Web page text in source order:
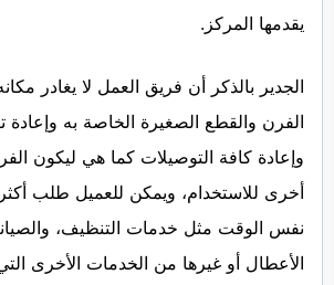
يقدمها المركز.
الجدير بالذكر أن فريق العمل لا يغادر
الفرن والقطع الصغيرة الخاصة به وإعادة
وإعادة كافة التوصيلات كما هي ليكون
أخرى للاستخدام، ويمكن للعميل طلب
نفس الوقت مثل خدمات التنظيف،
الأعطال أو غيرها من الخدمات الأخرى